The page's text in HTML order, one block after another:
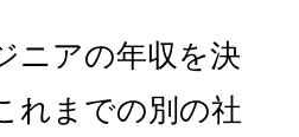
ニアの年収を決
れまでの別の社